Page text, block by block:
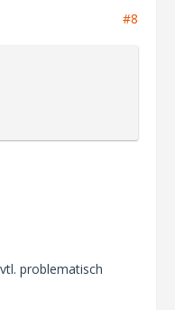
#8
problematisch